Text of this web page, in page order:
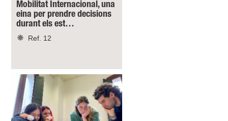
Mobilitat Internacional, una
eina per prendre decisions
durant els est…
Ref. 12